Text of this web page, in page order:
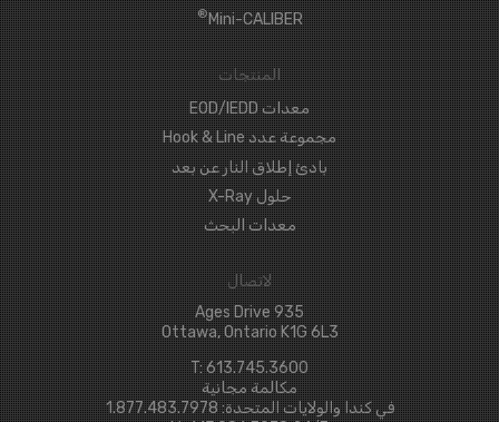
Mini-CALIBER
®
المنتجات
معدات EOD/IEDD
مجموعة عدد Hook & Line
بادئ إطلاق النار عن بعد
حلول X-Ray
معدات البحث
لاتصال
935 Ages Drive
Ottawa, Ontario K1G 6L3
T: 613.745.3600
مكالمة مجانية
في كندا والولايات المتحدة: 1.877.483.7978